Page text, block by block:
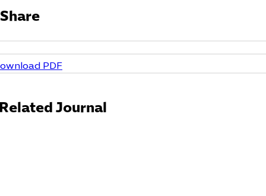
Share
PDF
Journal